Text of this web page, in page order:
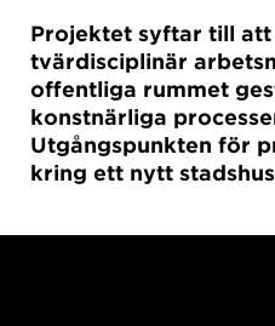
Projektet syftar till att
tvärdisciplinär
offentliga rummet
konstnärliga
Utgångspunkten för
kring ett nytt